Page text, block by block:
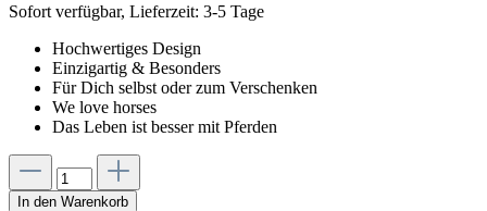
Sofort verfügbar, Lieferzeit: 3-5 Tage
Hochwertiges Design
Einzigartig & Besonders
Für Dich selbst oder zum Verschenken
We love horses
Das Leben ist besser mit Pferden
In den Warenkorb